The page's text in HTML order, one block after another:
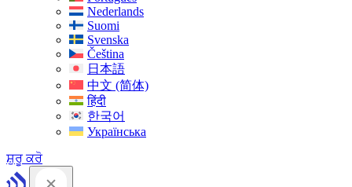
Nederlands
Suomi
Svenska
Čeština
日本語
中文 (简体)
हिंदी
한국어
Українська
ਸ਼ੁਰੂ ਕਰੋ